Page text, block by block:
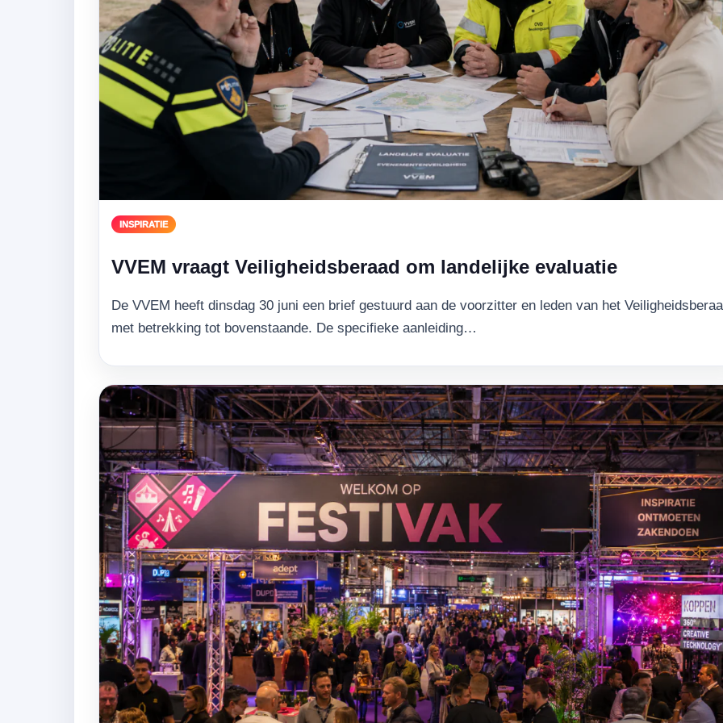
INSPIRATIE
VVEM vraagt Veiligheidsberaad om landelijke evaluatie
De VVEM heeft dinsdag 30 juni een brief gestuurd aan de voorzitter en leden van het
met betrekking tot bovenstaande. De specifieke aanleiding…